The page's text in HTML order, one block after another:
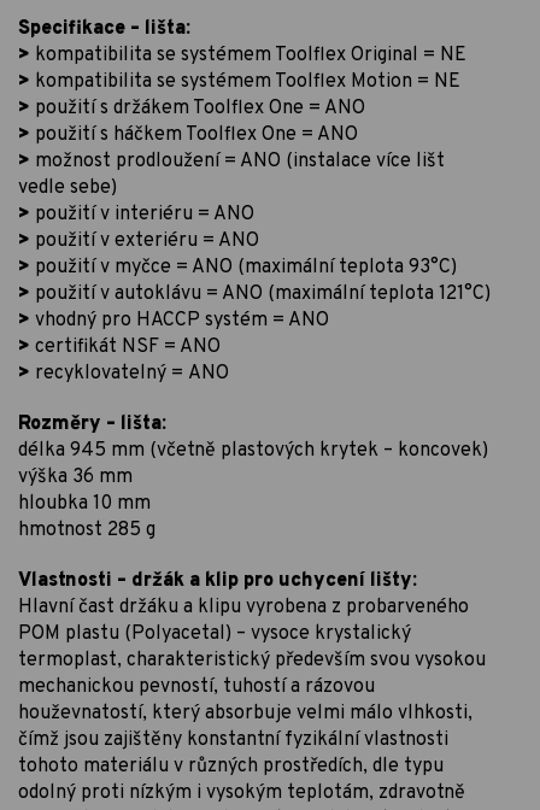
Specifikace – lišta:
> kompatibilita se systémem Toolflex Original = NE
> kompatibilita se systémem Toolflex Motion = NE
> použití s držákem Toolflex One = ANO
> použití s háčkem Toolflex One = ANO
> možnost prodloužení = ANO (instalace více lišt
vedle sebe)
> použití v interiéru = ANO
> použití v exteriéru = ANO
> použití v myčce = ANO (maximální teplota 93°C)
> použití v autoklávu = ANO (maximální teplota 121°C)
> vhodný pro HACCP systém = ANO
> certifikát NSF = ANO
> recyklovatelný = ANO
Rozměry – lišta:
délka 945 mm (včetně plastových krytek – koncovek)
výška 36 mm
hloubka 10 mm
hmotnost 285 g
Vlastnosti – držák a klip pro uchycení lišty:
Hlavní čast držáku a klipu vyrobena z probarveného
POM plastu (Polyacetal) – vysoce krystalický
termoplast, charakteristický především svou vysokou
mechanickou pevností, tuhostí a rázovou
houževnatostí, který absorbuje velmi málo vlhkosti,
čímž jsou zajištěny konstantní fyzikální vlastnosti
tohoto materiálu v různých prostředích, dle typu
odolný proti nízkým i vysokým teplotám, zdravotně